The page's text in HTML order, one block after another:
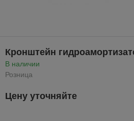
Кронштейн
В наличии
Розница
Цену уточняйте